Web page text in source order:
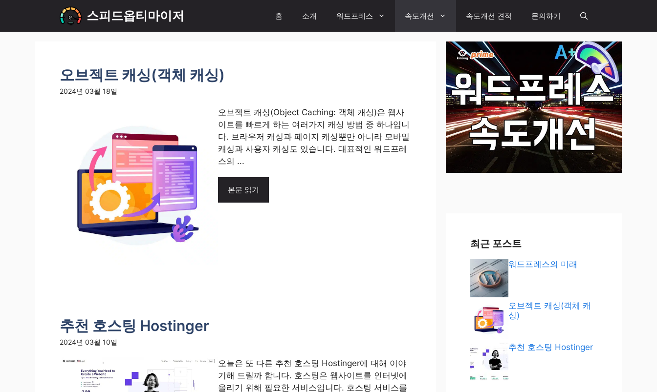
츠
스피드옵티마이저 홈 소개 워드프레스 속도개선 속도개선 견적 문의하기
오브젝트 캐싱(객체 캐싱)
2024년 03월 18일
오브젝트 캐싱(Object Caching: 객체 캐싱)은 웹사
이트를 빠르게 하는 여러가지 캐싱 방법 중 하나입니
다. 브라우저 캐싱과 페이지 캐싱뿐만 아니라 모바일
캐싱과 사용자 캐싱도 있습니다. 대표적인 워드프레
스의 ...
본문 읽기
추천 호스팅 Hostinger
2024년 03월 10일
오늘은 또 다른 추천 호스팅 Hostinger에 대해 이야
기해 드릴까 합니다. 호스팅은 웹사이트를 인터넷에
올리기 위해 필요한 서비스입니다. 호스팅 서비스를
최근 포스트
워드프레스의 미래
오브젝트 캐싱(객체 캐
싱)
추천 호스팅 Hostinger